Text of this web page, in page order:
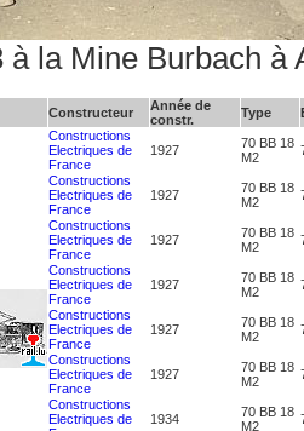
à la Mine Burbach
Constructeur
Année de
constr.
Type
Constructions
Electriques de
France
1927
70 BB 18
M2
Constructions
Electriques de
France
1927
70 BB 18
M2
Constructions
Electriques de
France
1927
70 BB 18
M2
Constructions
Electriques de
France
1927
70 BB 18
M2
Constructions
Electriques de
France
1927
70 BB 18
M2
Constructions
Electriques de
France
1927
70 BB 18
M2
Constructions
Electriques de
1934
70 BB 18
M2